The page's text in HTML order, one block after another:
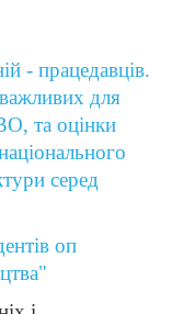
- працедавців.
для
та оцінки
серед
оп